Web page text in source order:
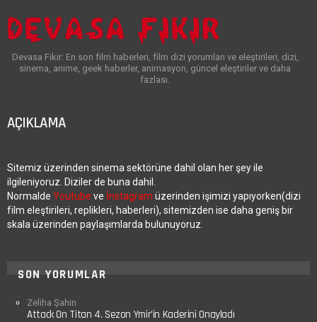
Devasa Fikir: En son film haberleri, film dizi yorumları ve eleştirileri, dizi,
sinema, anime, geek haberler, animasyon, güncel eleştiriler ve daha
fazlası.
AÇIKLAMA
Sitemiz üzerinden sinema sektörüne dahil olan her şey ile
ilgileniyoruz. Diziler de buna dahil.
Normalde Youtube ve İnstagram üzerinden işimizi yapıyorken(dizi
film eleştirileri, replikleri, haberleri), sitemizden ise daha geniş bir
skala üzerinden paylaşımlarda bulunuyoruz.
SON YORUMLAR
Zeliha Şahin
Attack On Titan 4. Sezon Ymir’in Kaderini Onayladı